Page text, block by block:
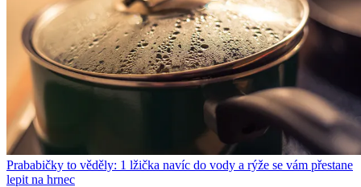
Prababičky to věděly: 1 lžička navíc do vody a rýže se vám přestane
lepit na hrnec